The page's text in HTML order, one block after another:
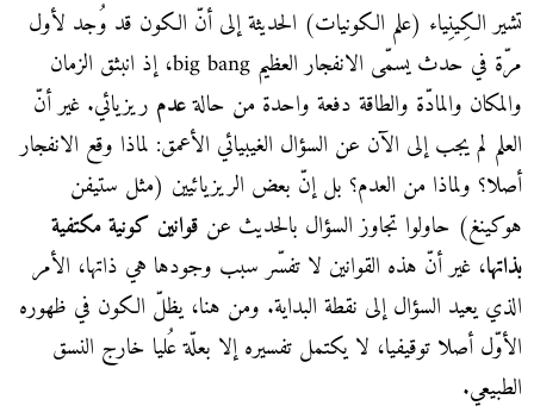
تشير الكِينِياء (علم الكونيات) الحديثة إلى أنّ الكون قد وُجد لأول
مرّة في حدث يسمّى الانفجار العظيم big bang، إذ انبثق الزمان
والمكان والمادّة والطاقة دفعة واحدة من حالةعدم ريزيائي. غير أنّ
العلم لم يجب إلى الآن عن السؤال الغيبيائي الأعمق: لماذا وقع الانفجار
أصلا؟ ولماذا من العدم؟ بل إنّ بعض الريزيائيين (مثل ستيفن
هوكينغ) حاولوا تجاوز السؤال بالحديث عن قوانين كونية مكتفية
بذاتها، غير أنّ هذه القوانين لا تفسّر سبب وجودها هي ذاتها، الأمر
الذي يعيد السؤال إلى نقطة البداية. ومن هنا، يظلّ الكون في ظهوره
الأوّل أصلا توقيفيا، لا يكتمل تفسيره إلا بعلّة عُليا خارج النسق
الطبيعي.